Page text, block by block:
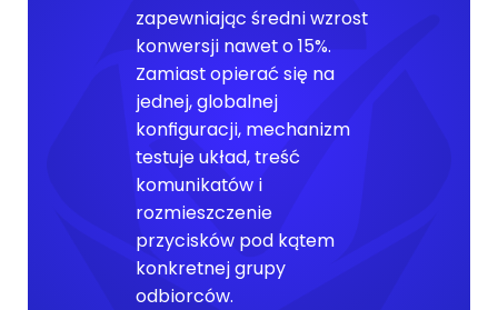
zapewniając średni wzrost
konwersji nawet o 15%.
Zamiast opierać się na
jednej, globalnej
konfiguracji, mechanizm
testuje układ, treść
komunikatów i
rozmieszczenie
przycisków pod kątem
konkretnej grupy
odbiorców.